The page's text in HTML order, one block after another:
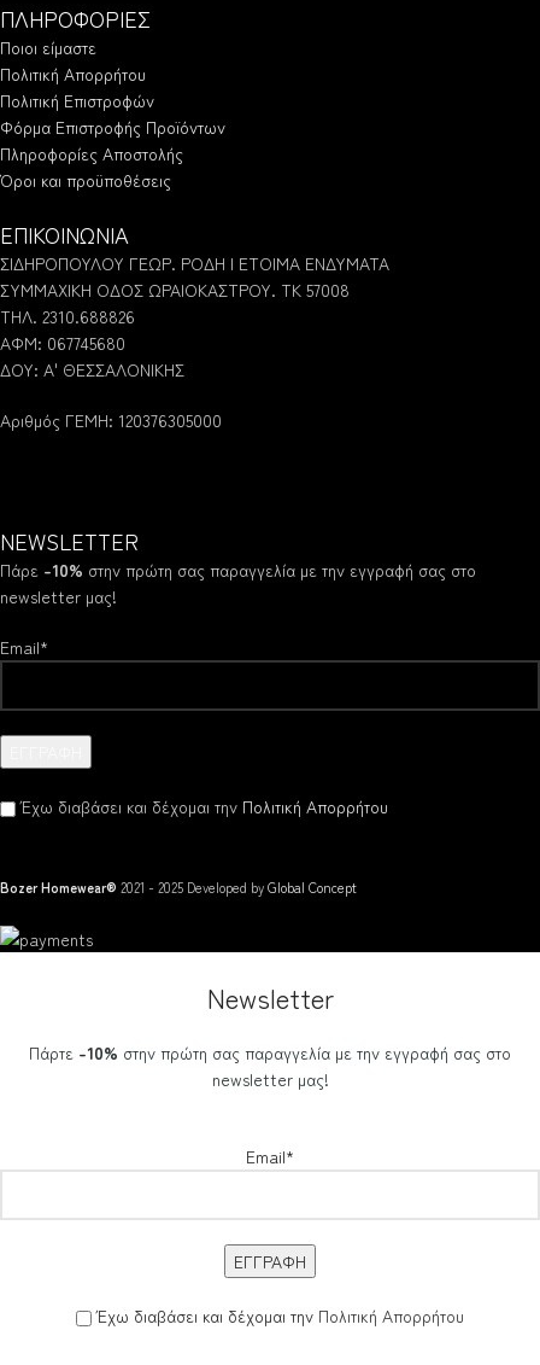
ΠΛΗΡΟΦΟΡΙΕΣ
Ποιοι είμαστε
Πολιτική Απορρήτου
Πολιτική Επιστροφών
Φόρμα Επιστροφής Προϊόντων
Πληροφορίες Αποστολής
Όροι και προϋποθέσεις
ΕΠΙΚΟΙΝΩΝΙΑ
ΣΙΔΗΡΟΠΟΥΛΟΥ ΓΕΩΡ. ΡΟΔΗ | ΕΤΟΙΜΑ ΕΝΔΥΜΑΤΑ
ΣΥΜΜΑΧΙΚΗ ΟΔΟΣ ΩΡΑΙΟΚΑΣΤΡΟΥ. ΤΚ 57008
ΤΗΛ. 2310.688826
ΑΦΜ: 067745680
ΔΟΥ: Α' ΘΕΣΣΑΛΟΝΙΚΗΣ
Αριθμός ΓΕΜΗ: 120376305000
NEWSLETTER
Πάρε -10% στην πρώτη σας παραγγελία με την εγγραφή σας στο
newsletter μας!
Email*
Έχω διαβάσει και δέχομαι την Πολιτική Απορρήτου
Bozer Homewear® 2021 - 2025 Developed byGlobal Concept
Newsletter
Πάρτε -10% στην πρώτη σας παραγγελία με την εγγραφή σας στο
newsletter μας!
Email*
Έχω διαβάσει και δέχομαι την Πολιτική Απορρήτου